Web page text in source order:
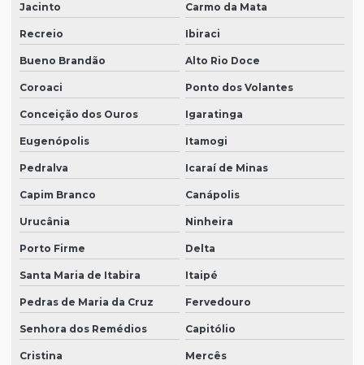
Jacinto Carmo da Mata
Recreio Ibiraci
Bueno Brandão Alto Rio Doce
Coroaci Ponto dos Volantes
Conceição dos Ouros Igaratinga
Eugenópolis Itamogi
Pedralva Icaraí de Minas
Capim Branco Canápolis
Urucânia Ninheira
Porto Firme Delta
Santa Maria de Itabira Itaipé
Pedras de Maria da Cruz Fervedouro
Senhora dos Remédios Capitólio
Cristina Mercês